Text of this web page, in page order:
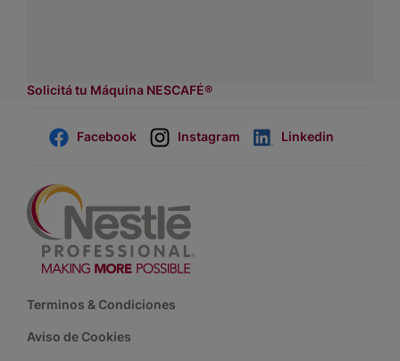
Solicitá tu Máquina NESCAFÉ®
Facebook Instagram Linkedin
Footer
Terminos & Condiciones
Aviso de Cookies